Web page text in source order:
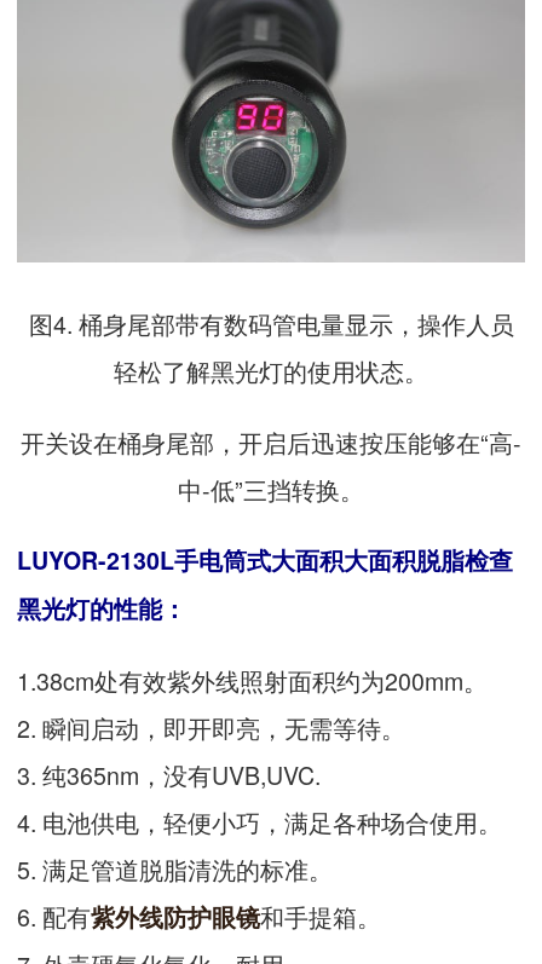
图4. 桶身尾部带有数码管电量显示，操作人员
轻松了解黑光灯的使用状态。
开关设在桶身尾部，开启后迅速按压能够在“高-
中-低”三挡转换。
LUYOR-2130L手电筒式大面积大面积脱脂检查
黑光灯的性能：
1.38cm处有效紫外线照射面积约为200mm。
2. 瞬间启动，即开即亮，无需等待。
3. 纯365nm，没有UVB,UVC.
4. 电池供电，轻便小巧，满足各种场合使用。
5. 满足管道脱脂清洗的标准。
6. 配有紫外线防护眼镜和手提箱。